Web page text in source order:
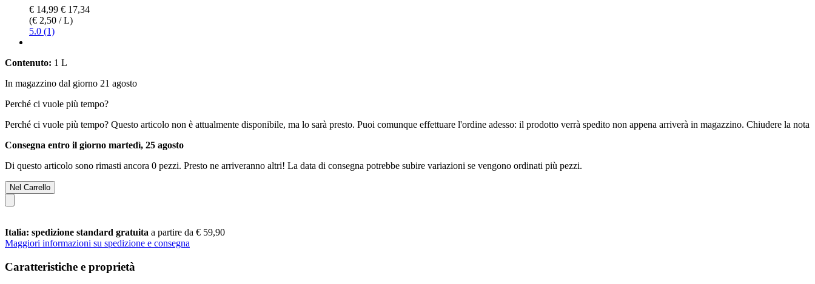
€ 14,99 € 17,34
(€ 2,50 / L)
5.0 (1)
Contenuto: 1 L
In magazzino dal giorno 21 agosto
Perché ci vuole più tempo?
Perché ci vuole più tempo? Questo articolo non è attualmente disponibile, ma lo sarà presto. Puoi comunque effettuare l'ordine adesso: il prodotto verrà spedito non appena arriverà in magazzino. Chiudere la nota
Consegna entro il giorno martedì, 25 agosto
Di questo articolo sono rimasti ancora 0 pezzi. Presto ne arriveranno altri! La data di consegna potrebbe subire variazioni se vengono ordinati più pezzi.
Nel Carrello
Italia: spedizione standard gratuita a partire da € 59,90
Maggiori informazioni su spedizione e consegna
Caratteristiche e proprietà